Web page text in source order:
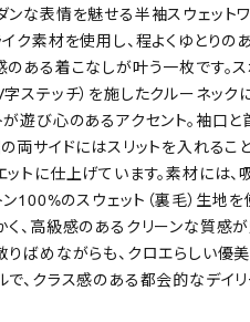
ンな表情を魅せる半袖スウェット
イク素材を使用し、程よくゆとりの
のある着こなしが叶う一枚です。
ステッチ）を施したクルーネック
が遊び心のあるアクセント。袖口
の両サイドにはスリットを入れるこ
ットに仕上げています。素材には
ン100%のスウェット（裏毛）生地
く、高級感のあるクリーンな質感
りばめながらも、クロエらしい優
で、クラス感のある都会的なデイ